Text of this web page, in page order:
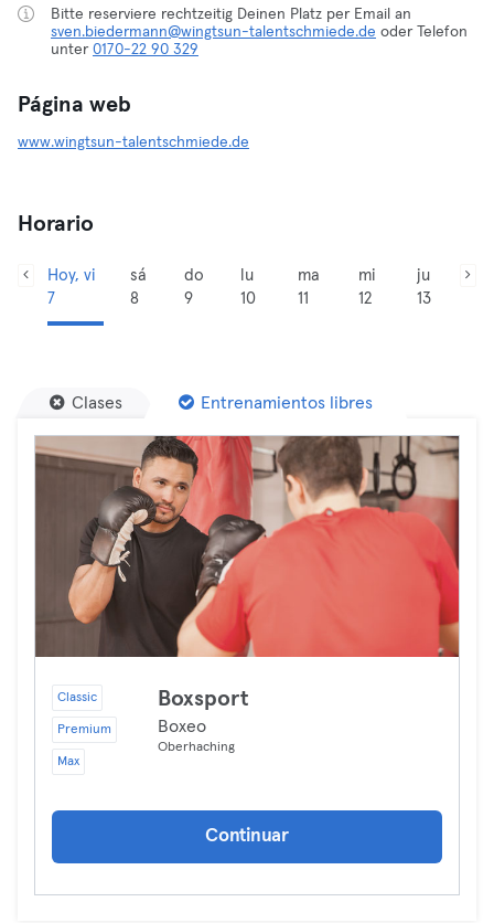
Bitte reserviere rechtzeitig Deinen Platz per Email an
sven.biedermann@wingtsun-talentschmiede.de oder Telefon
unter 0170-22 90 329
Página web
www.wingtsun-talentschmiede.de
Horario
Hoy, vi
7
sá
8
do
9
lu
10
ma
11
mi
12
ju
13
Clases Entrenamientos libres
Classic
Premium
Max
Boxsport
Boxeo
Oberhaching
Continuar